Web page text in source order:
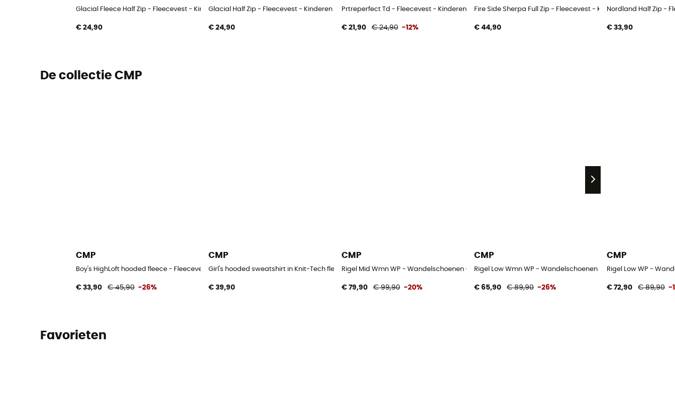
Glacial Fleece Half Zip - Fleecevest - Kinderen
€ 24,90
Glacial Half Zip - Fleecevest - Kinderen
€ 24,90
Prtreperfect Td - Fleecevest - Kinderen
€ 21,90 € 24,90 -12%
Fire Side Sherpa Full Zip - Fleecevest - Kinderen
€ 44,90
Nordland Half Zip -
€ 33,90
De collectie CMP
CMP
Boy's HighLoft hooded fleece - Fleecevest - Kinderen
€ 33,90 € 45,90 -26%
CMP
Girl's hooded sweatshirt in Knit-Tech fleece - Fleecevest - Kinderen
€ 39,90
CMP
Rigel Mid Wmn WP - Wandelschoenen - Dames
€ 79,90 € 99,90 -20%
CMP
Rigel Low Wmn WP - Wandelschoenen - Dames
€ 65,90 € 89,90 -26%
CMP
Rigel Low WP -
€ 72,90 € 89,90 -
Favorieten